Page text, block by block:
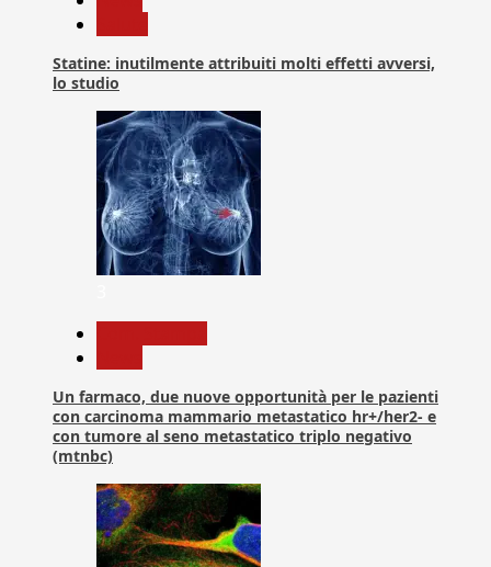
Statine: inutilmente attribuiti molti effetti avversi,
lo studio
Un farmaco, due nuove opportunità per le pazienti
con carcinoma mammario metastatico hr+/her2- e
con tumore al seno metastatico triplo negativo
(mtnbc)